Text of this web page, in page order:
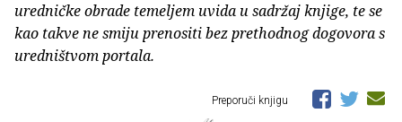
uredničke obrade temeljem uvida u sadržaj knjige, te se
kao takve ne smiju prenositi bez prethodnog dogovora s
uredništvom portala.
Preporuči knjigu